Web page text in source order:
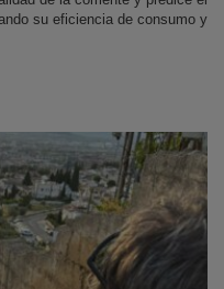
su eficiencia de consumo y